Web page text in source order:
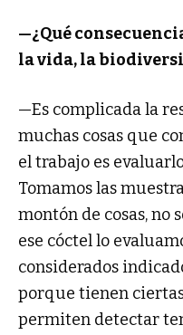
—¿Qué
la vida, la
—Es complicada la
muchas cosas que
el trabajo es
Tomamos las
montón de cosas, no
ese cóctel lo
considerados
porque tienen
permiten detectar